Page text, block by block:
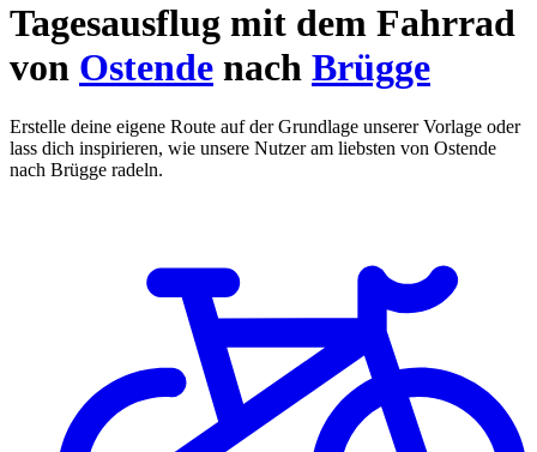
Tagesausflug mit dem Fahrrad
von Ostende nach Brügge
Erstelle deine eigene Route auf der Grundlage unserer Vorlage oder
lass dich inspirieren, wie unsere Nutzer am liebsten von Ostende
nach Brügge radeln.